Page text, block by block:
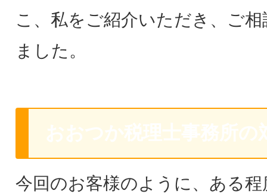
こ、私をご紹介いただき、ご
ました。
おおつか税理士事務所の
今回のお客様のように、ある程